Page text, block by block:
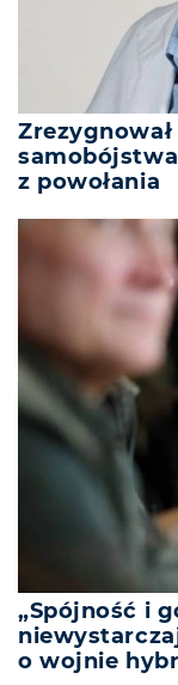
z powołania
„Spójność i
o wojnie